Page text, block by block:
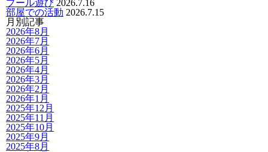
プール遊び 2026.7.16
部屋での活動 2026.7.15
月別記事
2026年8月
2026年7月
2026年6月
2026年5月
2026年4月
2026年3月
2026年2月
2026年1月
2025年12月
2025年11月
2025年10月
2025年9月
2025年8月